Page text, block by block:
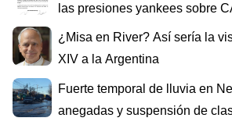
las presiones yankees sobre
¿Misa en River? Así sería la
XIV a la Argentina
Fuerte temporal de lluvia en
anegadas y suspensión de